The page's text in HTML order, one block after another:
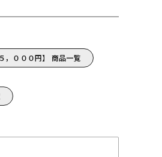
０００円】 商品一覧